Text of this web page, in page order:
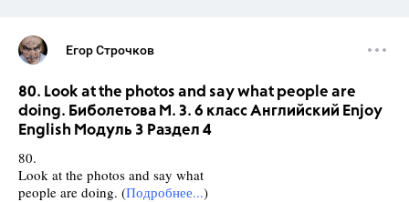
Егор Строчков
80. Look at the photos and say what people are
doing. Биболетова М. З. 6 класс Английский Enjoy
English Модуль 3 Раздел 4
80.
Look at the photos and say what
people are doing. (Подробнее...)